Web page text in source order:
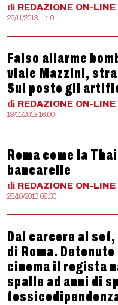
di REDAZIONE ON-LINE
26/11/2013 11:10
Falso allarme
viale Mazzini,
Sul posto gli
di REDAZIONE ON-LINE
18/11/2013 16:00
Roma come la
bancarelle
di REDAZIONE ON-LINE
28/10/2013 09:30
Dal carcere al
di Roma.
cinema il regista
spalle ad anni di